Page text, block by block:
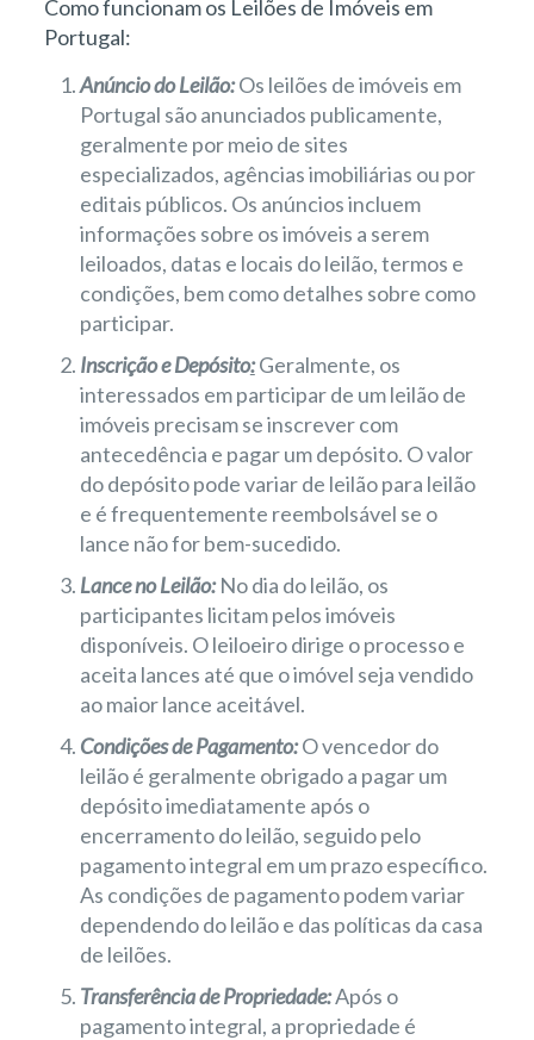
Como funcionam os Leilões de Imóveis em
Portugal:
Anúncio do Leilão:Os leilões de imóveis em
Portugal são anunciados publicamente,
geralmente por meio de sites
especializados, agências imobiliárias ou por
editais públicos. Os anúncios incluem
informações sobre os imóveis a serem
leiloados, datas e locais do leilão, termos e
condições, bem como detalhes sobre como
participar.
Inscrição e Depósito:Geralmente, os
interessados em participar de um leilão de
imóveis precisam se inscrever com
antecedência e pagar um depósito. O valor
do depósito pode variar de leilão para leilão
e é frequentemente reembolsável se o
lance não for bem-sucedido.
Lance no Leilão:No dia do leilão, os
participantes licitam pelos imóveis
disponíveis. O leiloeiro dirige o processo e
aceita lances até que o imóvel seja vendido
ao maior lance aceitável.
Condições de Pagamento:O vencedor do
leilão é geralmente obrigado a pagar um
depósito imediatamente após o
encerramento do leilão, seguido pelo
pagamento integral em um prazo específico.
As condições de pagamento podem variar
dependendo do leilão e das políticas da casa
de leilões.
Transferência de Propriedade:Após o
pagamento integral, a propriedade é